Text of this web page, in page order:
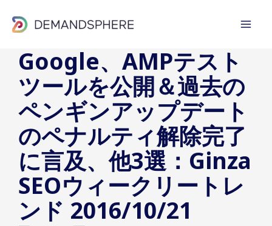
Google、AMPテスト
ツールを公開＆過去の
ペンギンアップデート
のペナルティ解除完了
に言及、他3選：Ginza
SEOウィークリートレ
ンド 2016/10/21